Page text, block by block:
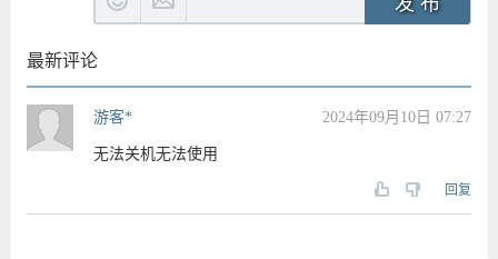
最新评论
游客* 2024年09月10日 07:27
无法关机无法使用
回复